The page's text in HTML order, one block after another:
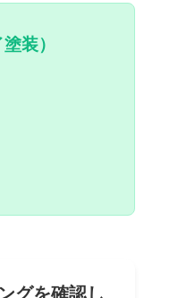
装）
グを確認し